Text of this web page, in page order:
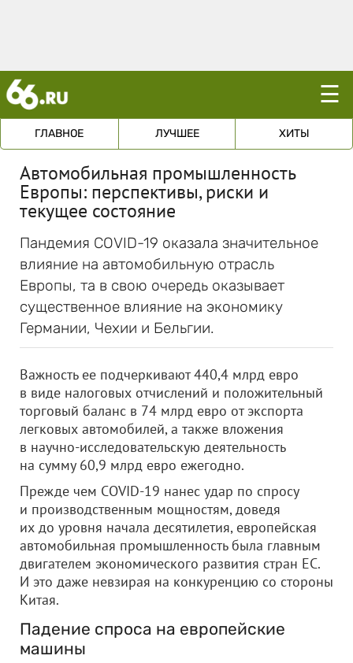
☰
ГЛАВНОЕ ЛУЧШЕЕ ХИТЫ
Автомобильная промышленность
Европы: перспективы, риски и
текущее состояние
Пандемия COVID-19 оказала значительное
влияние на автомобильную отрасль
Европы, та в свою очередь оказывает
существенное влияние на экономику
Германии, Чехии и Бельгии.
Важность ее подчеркивают 440,4 млрд евро
в виде налоговых отчислений и положительный
торговый баланс в 74 млрд евро от экспорта
легковых автомобилей, а также вложения
в научно-исследовательскую деятельность
на сумму 60,9 млрд евро ежегодно.
Прежде чем COVID-19 нанес удар по спросу
и производственным мощностям, доведя
их до уровня начала десятилетия, европейская
автомобильная промышленность была главным
двигателем экономического развития стран ЕС.
И это даже невзирая на конкуренцию со стороны
Китая.
Падение спроса на европейские
машины